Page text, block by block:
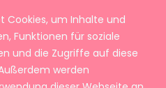
Cookies, um Inhalte und
Funktionen für soziale
und die Zugriffe auf diese
werden